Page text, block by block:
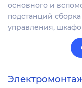
основного и
подстанций
управления,